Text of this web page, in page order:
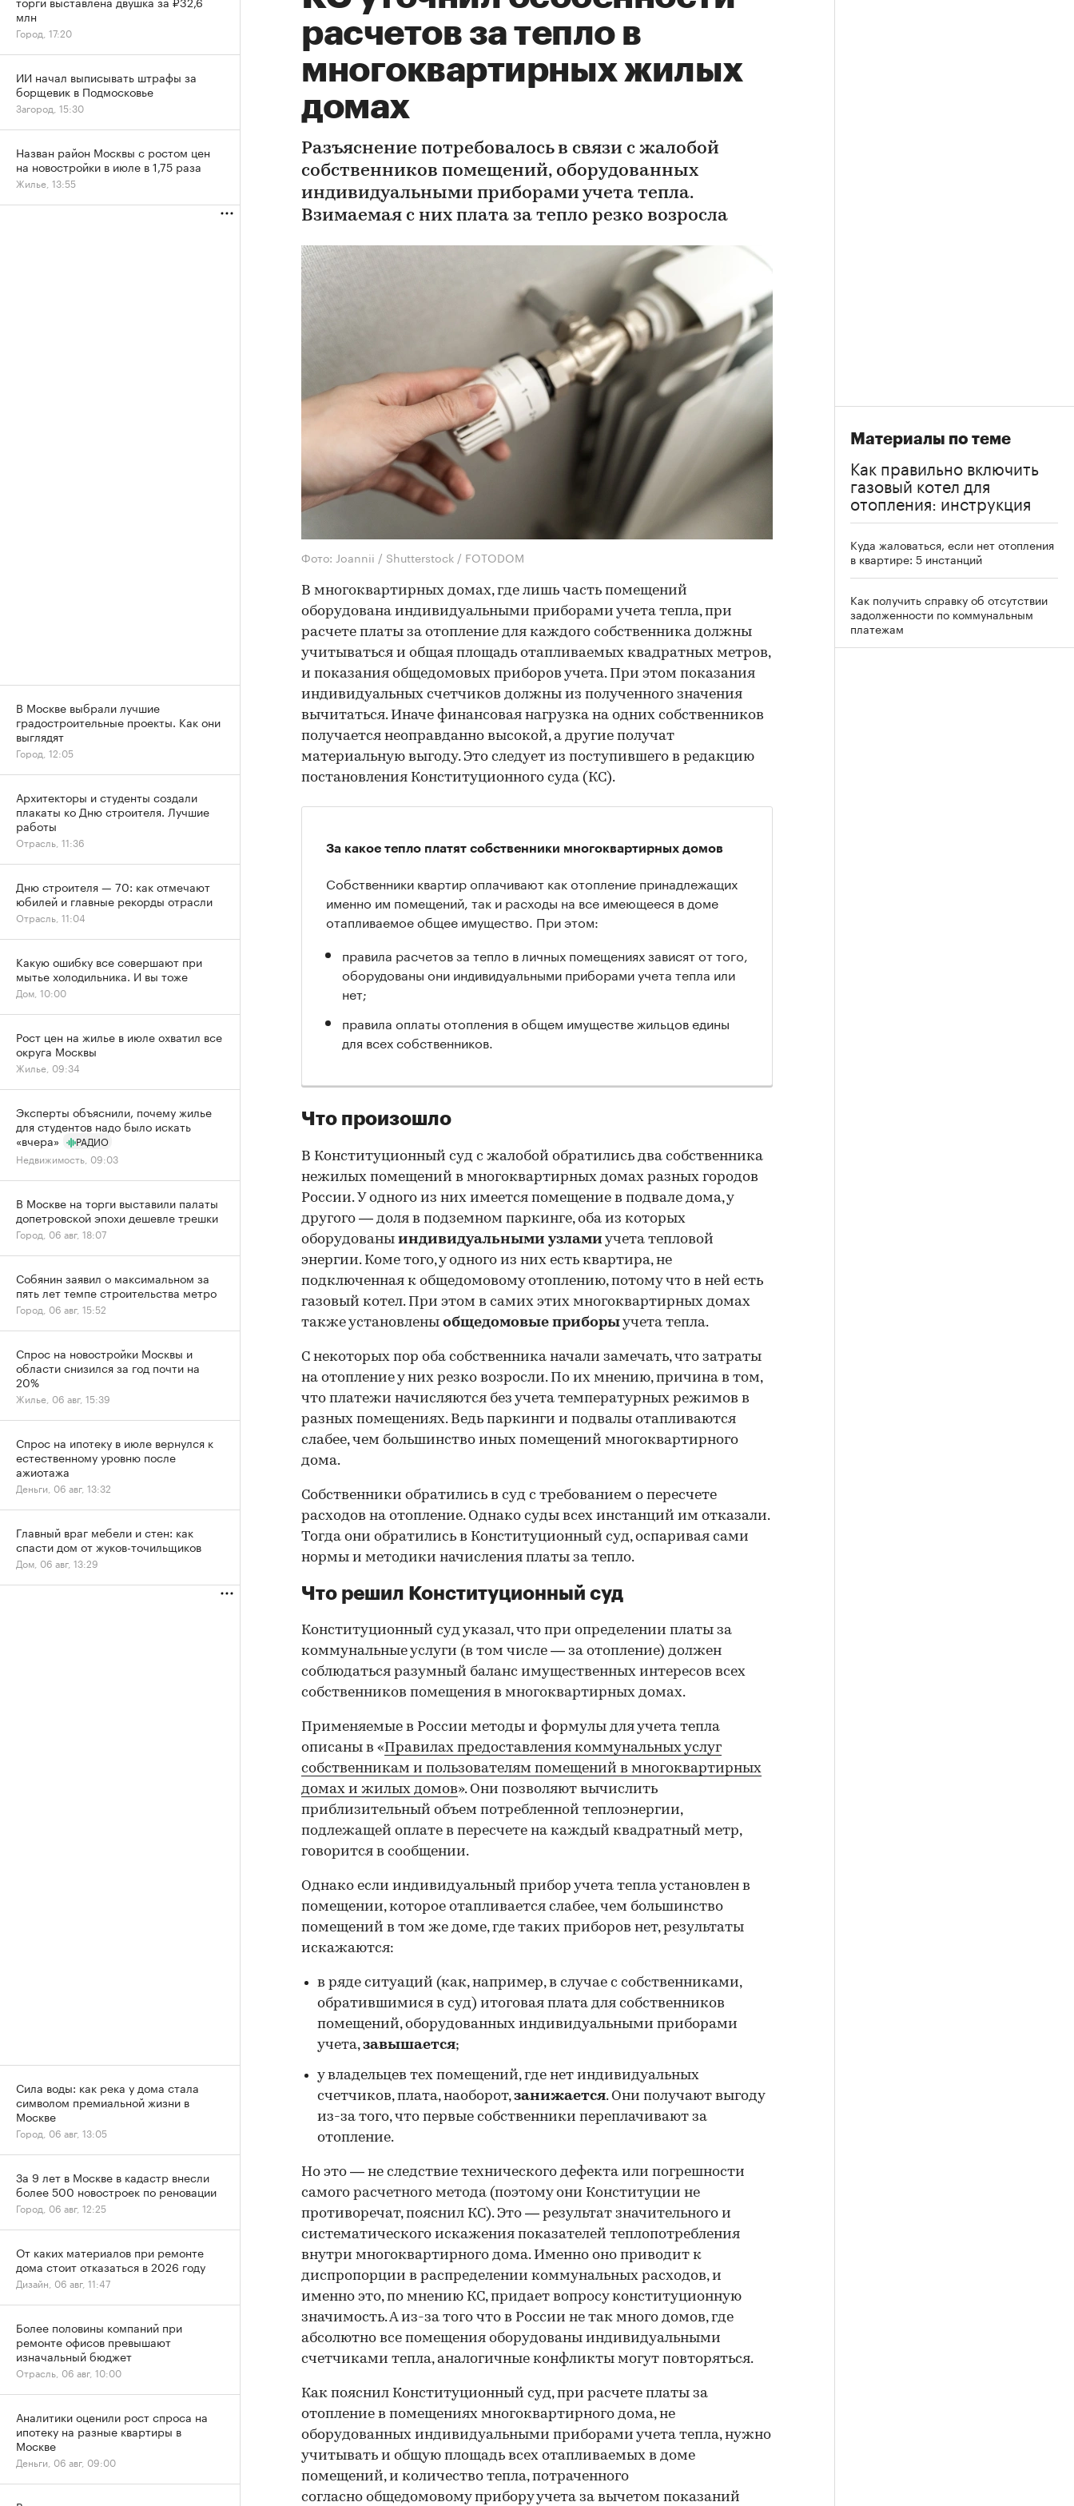
расчетов за тепло в
многоквартирных жилых
домах
Разъяснение потребовалось в связи с жалобой
собственников помещений, оборудованных
индивидуальными приборами учета тепла.
Взимаемая с них плата за тепло резко возросла
Фото: Joannii / Shutterstock / FOTODOM
В многоквартирных домах, где лишь часть помещений
оборудована индивидуальными приборами учета тепла, при
расчете платы за отопление для каждого собственника должны
учитываться и общая площадь отапливаемых квадратных метров,
и показания общедомовых приборов учета. При этом показания
индивидуальных счетчиков должны из полученного значения
вычитаться. Иначе финансовая нагрузка на одних собственников
получается неоправданно высокой, а другие получат
материальную выгоду. Это следует из поступившего в редакцию
постановления Конституционного суда (КС).
За какое тепло платят собственники многоквартирных домов
Собственники квартир оплачивают как отопление принадлежащих
именно им помещений, так и расходы на все имеющееся в доме
отапливаемое общее имущество. При этом:
правила расчетов за тепло в личных помещениях зависят от того,
оборудованы они индивидуальными приборами учета тепла или
нет;
правила оплаты отопления в общем имуществе жильцов едины
для всех собственников.
Что произошло
В Конституционный суд с жалобой обратились два собственника
нежилых помещений в многоквартирных домах разных городов
России. У одного из них имеется помещение в подвале дома, у
другого — доля в подземном паркинге, оба из которых
оборудованы индивидуальными узлами учета тепловой
энергии. Коме того, у одного из них есть квартира, не
подключенная к общедомовому отоплению, потому что в ней есть
газовый котел. При этом в самих этих многоквартирных домах
также установлены общедомовые приборыучета тепла.
С некоторых пор оба собственника начали замечать, что затраты
на отопление у них резко возросли. По их мнению, причина в том,
что платежи начисляются без учета температурных режимов в
разных помещениях. Ведь паркинги и подвалы отапливаются
слабее, чем большинство иных помещений многоквартирного
дома.
Собственники обратились в суд с требованием о пересчете
расходов на отопление. Однако суды всех инстанций им отказали.
Тогда они обратились в Конституционный суд, оспаривая сами
нормы и методики начисления платы за тепло.
Что решил Конституционный суд
Конституционный суд указал, что при определении платы за
коммунальные услуги (в том числе — за отопление) должен
соблюдаться разумный баланс имущественных интересов всех
собственников помещения в многоквартирных домах.
Применяемые в России методы и формулы для учета тепла
описаны в «Правилах предоставления коммунальных услуг
собственникам и пользователям помещений в многоквартирных
домах и жилых домов». Они позволяют вычислить
приблизительный объем потребленной теплоэнергии,
подлежащей оплате в пересчете на каждый квадратный метр,
говорится в сообщении.
Однако если индивидуальный прибор учета тепла установлен в
помещении, которое отапливается слабее, чем большинство
помещений в том же доме, где таких приборов нет, результаты
искажаются:
в ряде ситуаций (как, например, в случае с собственниками,
обратившимися в суд) итоговая плата для собственников
помещений, оборудованных индивидуальными приборами
учета,завышается;
у владельцев тех помещений, где нет индивидуальных
счетчиков, плата, наоборот,занижается. Они получают выгоду
из-за того, что первые собственники переплачивают за
отопление.
Но это — не следствие технического дефекта или погрешности
самого расчетного метода (поэтому они Конституции не
противоречат, пояснил КС). Это — результат значительного и
систематического искажения показателей теплопотребления
внутри многоквартирного дома. Именно оно приводит к
диспропорции в распределении коммунальных расходов, и
именно это, по мнению КС, придает вопросу конституционную
значимость. А из-за того что в России не так много домов, где
абсолютно все помещения оборудованы индивидуальными
счетчиками тепла, аналогичные конфликты могут повторяться.
Как пояснил Конституционный суд, при расчете платы за
отопление в помещениях многоквартирного дома, не
оборудованных индивидуальными приборами учета тепла, нужно
учитывать и общую площадь всех отапливаемых в доме
помещений, и количество тепла, потраченного
согласно общедомовому прибору учета за вычетом показаний
Материалы по теме
Как правильно включить
газовый котел для
отопления: инструкция
Куда жаловаться, если нет отопления
в квартире: 5 инстанций
Как получить справку об отсутствии
задолженности по коммунальным
платежам
млн
Город, 17:20
ИИ начал выписывать штрафы за
борщевик в Подмосковье
Загород, 15:30
Назван район Москвы с ростом цен
на новостройки в июле в 1,75 раза
Жилье, 13:55
В Москве выбрали лучшие
градостроительные проекты. Как они
выглядят
Город, 12:05
Архитекторы и студенты создали
плакаты ко Дню строителя. Лучшие
работы
Отрасль, 11:36
Дню строителя — 70: как отмечают
юбилей и главные рекорды отрасли
Отрасль, 11:04
Какую ошибку все совершают при
мытье холодильника. И вы тоже
Дом, 10:00
Рост цен на жилье в июле охватил все
округа Москвы
Жилье, 09:34
Эксперты объяснили, почему жилье
для студентов надо было искать
«вчера»
РАДИО
Недвижимость, 09:03
В Москве на торги выставили палаты
допетровской эпохи дешевле трешки
Город, 06 авг, 18:07
Собянин заявил о максимальном за
пять лет темпе строительства метро
Город, 06 авг, 15:52
Спрос на новостройки Москвы и
области снизился за год почти на
20%
Жилье, 06 авг, 15:39
Спрос на ипотеку в июле вернулся к
естественному уровню после
ажиотажа
Деньги, 06 авг, 13:32
Главный враг мебели и стен: как
спасти дом от жуков-точильщиков
Дом, 06 авг, 13:29
Сила воды: как река у дома стала
символом премиальной жизни в
Москве
Город, 06 авг, 13:05
За 9 лет в Москве в кадастр внесли
более 500 новостроек по реновации
Город, 06 авг, 12:25
От каких материалов при ремонте
дома стоит отказаться в 2026 году
Дизайн, 06 авг, 11:47
Более половины компаний при
ремонте офисов превышают
изначальный бюджет
Отрасль, 06 авг, 10:00
Аналитики оценили рост спроса на
ипотеку на разные квартиры в
Москве
Деньги, 06 авг, 09:00